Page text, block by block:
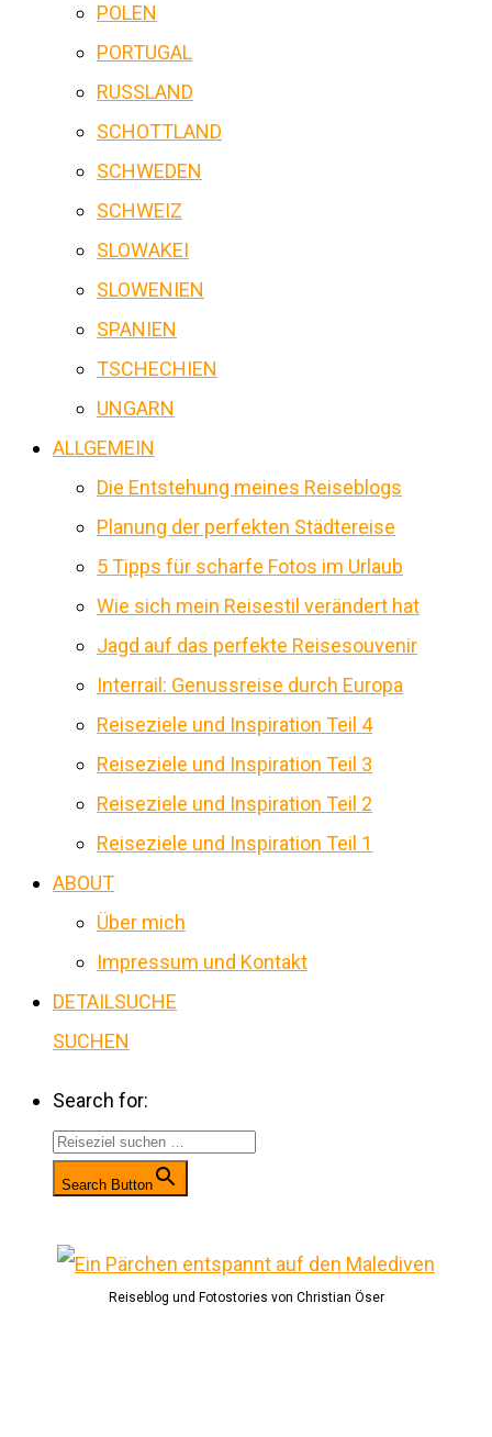
POLEN
PORTUGAL
RUSSLAND
SCHOTTLAND
SCHWEDEN
SCHWEIZ
SLOWAKEI
SLOWENIEN
SPANIEN
TSCHECHIEN
UNGARN
ALLGEMEIN
Die Entstehung meines Reiseblogs
Planung der perfekten Städtereise
5 Tipps für scharfe Fotos im Urlaub
Wie sich mein Reisestil verändert hat
Jagd auf das perfekte Reisesouvenir
Interrail: Genussreise durch Europa
Reiseziele und Inspiration Teil 4
Reiseziele und Inspiration Teil 3
Reiseziele und Inspiration Teil 2
Reiseziele und Inspiration Teil 1
ABOUT
Über mich
Impressum und Kontakt
DETAILSUCHE
SUCHEN
Search for:
Search Button
Reiseblog und Fotostories von Christian Öser